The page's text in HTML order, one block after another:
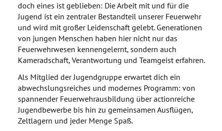
KONTAKT
doch eines ist geblieben: Die Arbeit mit und für die
Jugend ist ein zentraler Bestandteil unserer Feuerwehr
und wird mit großer Leidenschaft gelebt. Generationen
von jungen Menschen haben hier nicht nur das
Feuerwehrwesen kennengelernt, sondern auch
Kameradschaft, Verantwortung und Teamgeist erfahren.
Als Mitglied der Jugendgruppe erwartet dich ein
abwechslungsreiches und modernes Programm: von
spannender Feuerwehrausbildung über actionreiche
Jugendbewerbe bis hin zu gemeinsamen Ausflügen,
Zeltlagern und jeder Menge Spaß.